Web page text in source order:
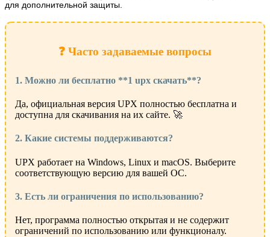
для дополнительной защиты.
❓ Часто задаваемые вопросы
1. Можно ли бесплатно **1 upx скачать**?
Да, официальная версия UPX полностью бесплатна и
доступна для скачивания на их сайте. 🚀
2. Какие системы поддерживаются?
UPX работает на Windows, Linux и macOS. Выберите
соответствующую версию для вашей ОС.
3. Есть ли ограничения по использованию?
Нет, программа полностью открытая и не содержит
ограничений по использованию или функционалу.